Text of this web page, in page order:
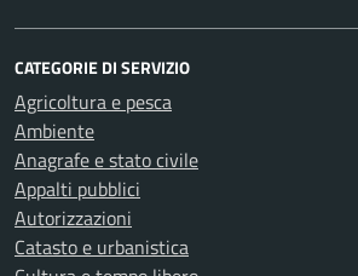
CATEGORIE DI SERVIZIO
Agricoltura e pesca
Ambiente
Anagrafe e stato civile
Appalti pubblici
Autorizzazioni
Catasto e urbanistica